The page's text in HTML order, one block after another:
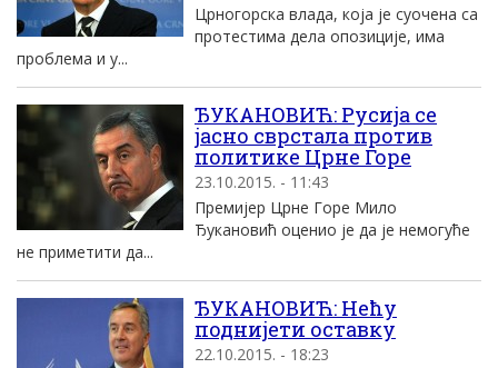
Црногорска влада, која је суочена са
протестима дела опозиције, има
проблема и у...
ЂУКАНОВИЋ: Русија се
јасно сврстала против
политике Црне Горе
23.10.2015. - 11:43
Премијер Црне Горе Мило
Ђукановић оценио је да је немогуће
не приметити да...
ЂУКАНОВИЋ: Нећу
поднијети оставку
22.10.2015. - 18:23